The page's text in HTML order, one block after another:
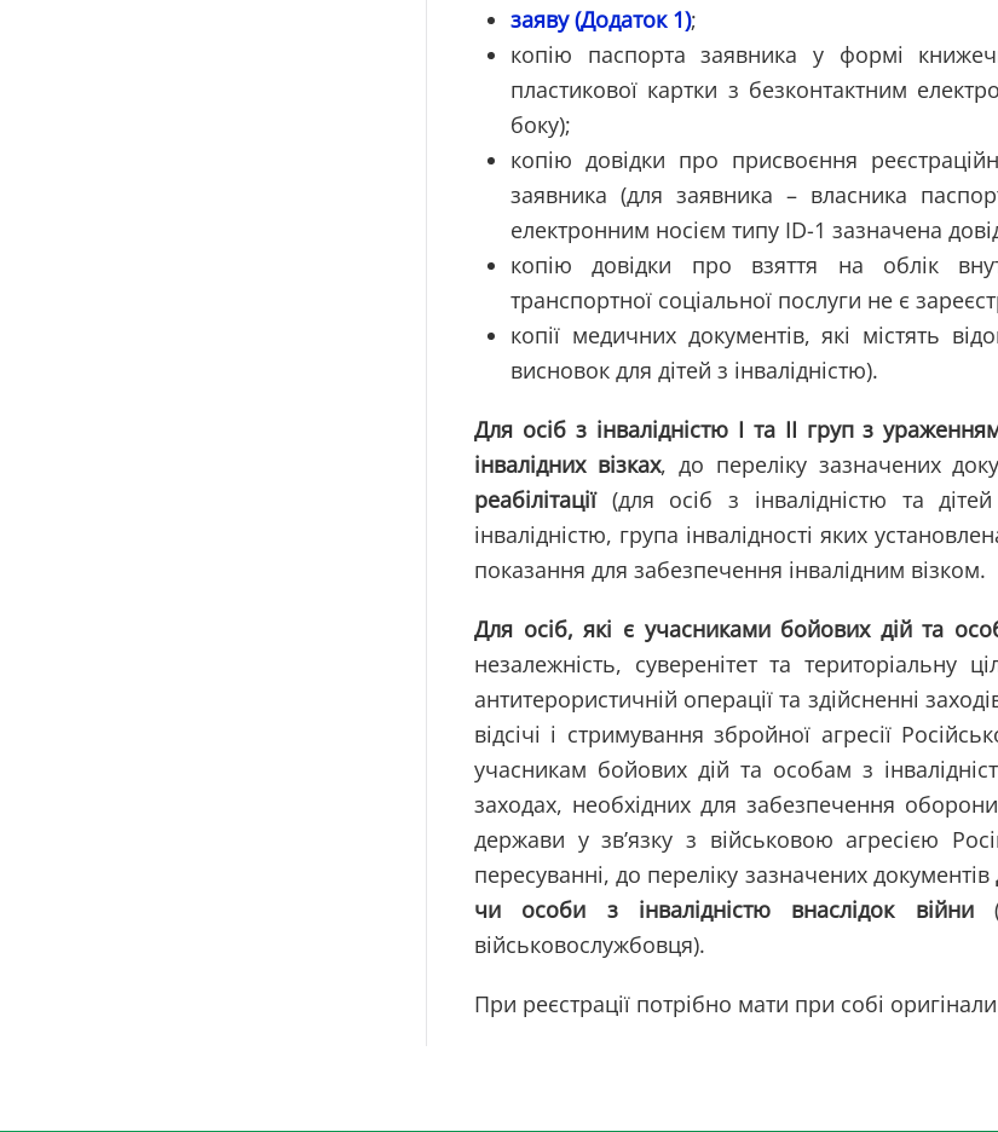
заяву (Додаток 1);
копію паспорта заявника у формі
пластикової картки з безконтактним
боку);
копію довідки про присвоєння
заявника (для заявника – власника
електронним носієм типу ID-1 зазначена
копію довідки про взяття на облік
транспортної соціальної послуги не є
копії медичних документів, які містять
висновок для дітей з інвалідністю).
Для осіб з інвалідністю I та II групз
інвалідних візках, до переліку зазначених
реабілітації(для осіб з інвалідністю та
інвалідністю, група інвалідності яких
показання для забезпечення інвалідним візком.
Для осіб, які є учасниками бойових дій та
незалежність, суверенітет та територіальну
антитерористичній операції та здійсненні
відсічі і стримування збройної агресії
учасникам бойових дій та особам з
заходах, необхідних для забезпечення
держави у зв’язку з військовою агресією
пересуванні, до переліку зазначених документів
чи особи з інвалідністю внаслідок війни
військовослужбовця).
При реєстрації потрібно мати при собі